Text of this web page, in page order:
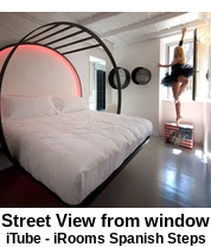
Street View from window
iTube - iRooms Spanish Steps